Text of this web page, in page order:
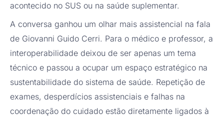
acontecido no SUS ou na saúde suplementar.
A conversa ganhou um olhar mais assistencial na fala
de Giovanni Guido Cerri. Para o médico e professor, a
interoperabilidade deixou de ser apenas um tema
técnico e passou a ocupar um espaço estratégico na
sustentabilidade do sistema de saúde. Repetição de
exames, desperdícios assistenciais e falhas na
coordenação do cuidado estão diretamente ligados à